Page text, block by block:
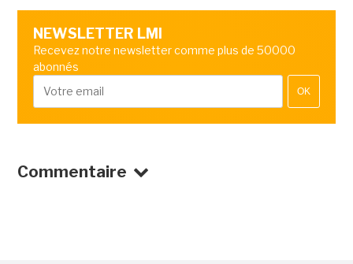
NEWSLETTER LMI
Recevez notre newsletter comme plus de 50000
abonnés
OK
Commentaire